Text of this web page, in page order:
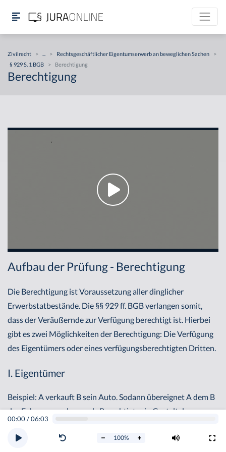
Zivilrecht > > Rechtsgeschäftlicher Eigentumserwerb an beweglichen Sachen
>
§ 929 S. 1 BGB
> Berechtigung
Berechtigung
00:00/06:03
100%
Aufbau der Prüfung - Berechtigung
Die Berechtigung ist Voraussetzung aller dinglicher
Erwerbstatbestände. Die §§ 929 ff. BGB verlangen somit,
dass der Veräußernde zur Verfügung berechtigt ist. Hierbei
gibt es zwei Möglichkeiten der Berechtigung: Die Verfügung
des Eigentümers oder eines verfügungsberechtigten Dritten.
I. Eigentümer
Beispiel: A verkauft B sein Auto. Sodann übereignet A dem B
das Fahrzeug und zwar als Berechtigter in Gestalt des
Eigentümers. Es gilt jedoch zu beachten, dass auch der
Eigentümer Verfügungsbeschränkungen unterliegen kann,